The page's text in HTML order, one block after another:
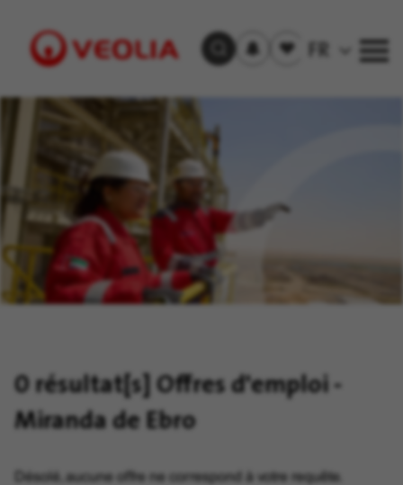
Visit
Trouver un emploi
aux
Offre(s)
sauvegardée(s)
FR
0 résultat[s]Offres d'emploi -
Miranda de Ebro
Désolé, aucune offre ne correspond à votre requête.